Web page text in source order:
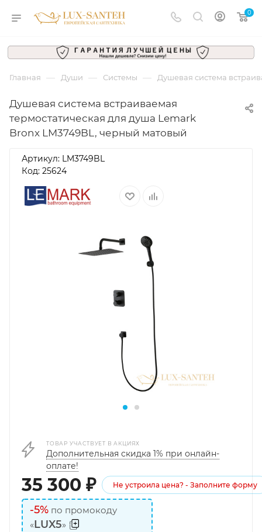
0
Главная — Души — Системы — Душевая система
Душевая система встраиваемая
термостатическая для душа Lemark
Bronx LM3749BL, черный матовый
Артикул: LM3749BL
Код: 25624
ТОВАР УЧАСТВУЕТ В АКЦИЯХ
Дополнительная скидка 1% при онлайн-
оплате!
35 300 ₽ Не устроила цена? - Заполните форму
-5% по промокоду
«LUX5»